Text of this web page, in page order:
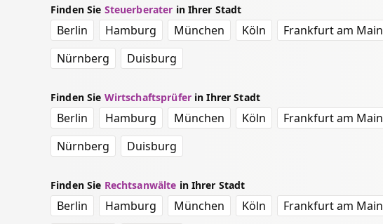
Finden Sie Steuerberater in Ihrer Stadt
Berlin Hamburg München Köln Frankfurt am Main
Nürnberg
Duisburg
Finden Sie Wirtschaftsprüferin Ihrer Stadt
Berlin Hamburg München Köln Frankfurt am Main
Nürnberg
Duisburg
Finden Sie Rechtsanwälte in Ihrer Stadt
Berlin Hamburg München Köln Frankfurt am Main